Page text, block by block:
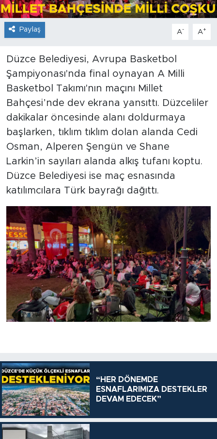
Paylaş A- A+
Düzce Belediyesi, Avrupa Basketbol
Şampiyonası'nda final oynayan A Milli
Basketbol Takımı'nın maçını Millet
Bahçesi’nde dev ekrana yansıttı. Düzceliler
dakikalar öncesinde alanı doldurmaya
başlarken, tıklım tıklım dolan alanda Cedi
Osman, Alperen Şengün ve Shane
Larkin’in sayıları alanda alkış tufanı koptu.
Düzce Belediyesi ise maç esnasında
katılımcılara Türk bayrağı dağıttı.
“HER DÖNEMDE
ESNAFLARIMIZA DESTEKLER
DEVAM EDECEK”